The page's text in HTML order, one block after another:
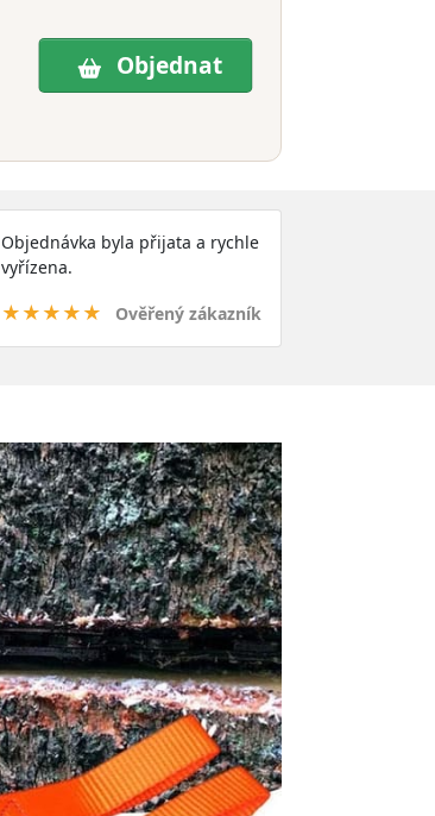
Objednat
Objednávka byla přijata a rychle
vyřízena.
★★★★★ Ověřený zákazník